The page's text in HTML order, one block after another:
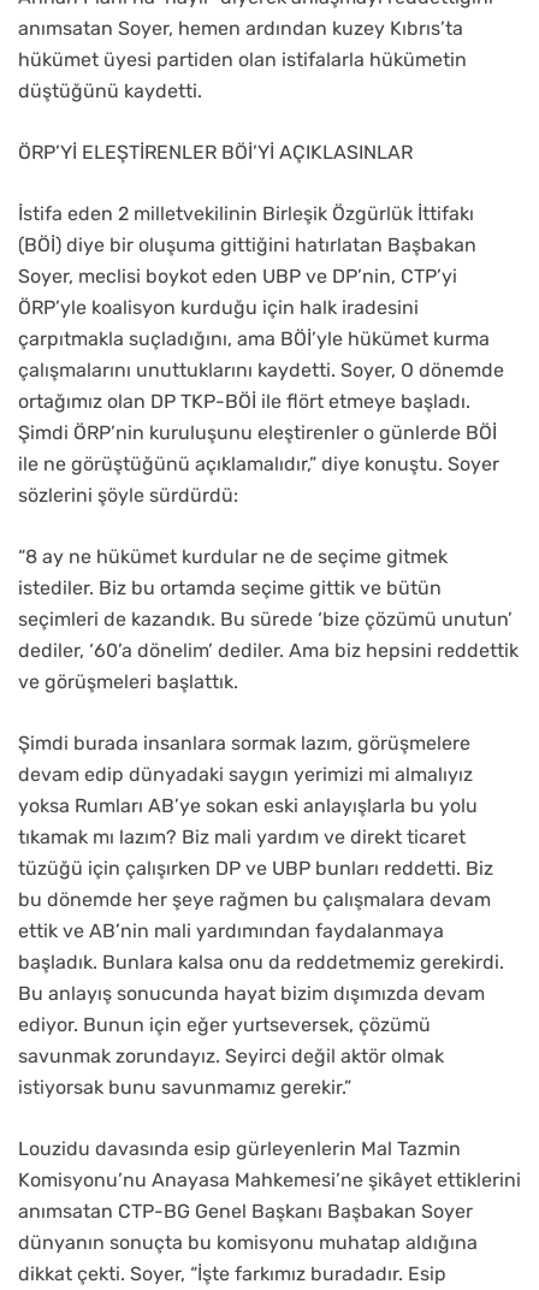
anımsatan Soyer, hemen ardından kuzey Kıbrıs’ta
hükümet üyesi partiden olan istifalarla hükümetin
düştüğünü kaydetti.
ÖRP’Yİ ELEŞTİRENLER BÖİ’Yİ AÇIKLASINLAR
İstifa eden 2 milletvekilinin Birleşik Özgürlük İttifakı
(BÖİ) diye bir oluşuma gittiğini hatırlatan Başbakan
Soyer, meclisi boykot eden UBP ve DP’nin, CTP’yi
ÖRP’yle koalisyon kurduğu için halk iradesini
çarpıtmakla suçladığını, ama BÖİ’yle hükümet kurma
çalışmalarını unuttuklarını kaydetti. Soyer, O dönemde
ortağımız olan DP TKP-BÖİ ile flört etmeye başladı.
Şimdi ÖRP’nin kuruluşunu eleştirenler o günlerde BÖİ
ile ne görüştüğünü açıklamalıdır,” diye konuştu. Soyer
sözlerini şöyle sürdürdü:
“8 ay ne hükümet kurdular ne de seçime gitmek
istediler. Biz bu ortamda seçime gittik ve bütün
seçimleri de kazandık. Bu sürede ‘bize çözümü unutun’
dediler, ‘60’a dönelim’ dediler. Ama biz hepsini reddettik
ve görüşmeleri başlattık.
Şimdi burada insanlara sormak lazım, görüşmelere
devam edip dünyadaki saygın yerimizi mi almalıyız
yoksa Rumları AB’ye sokan eski anlayışlarla bu yolu
tıkamak mı lazım? Biz mali yardım ve direkt ticaret
tüzüğü için çalışırken DP ve UBP bunları reddetti. Biz
bu dönemde her şeye rağmen bu çalışmalara devam
ettik ve AB’nin mali yardımından faydalanmaya
başladık. Bunlara kalsa onu da reddetmemiz gerekirdi.
Bu anlayış sonucunda hayat bizim dışımızda devam
ediyor. Bunun için eğer yurtseversek, çözümü
savunmak zorundayız. Seyirci değil aktör olmak
istiyorsak bunu savunmamız gerekir.”
Louzidu davasında esip gürleyenlerin Mal Tazmin
Komisyonu’nu Anayasa Mahkemesi’ne şikâyet ettiklerini
anımsatan CTP-BG Genel Başkanı Başbakan Soyer
dünyanın sonuçta bu komisyonu muhatap aldığına
dikkat çekti. Soyer, “İşte farkımız buradadır. Esip